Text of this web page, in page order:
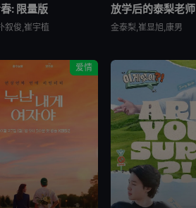
: 限量版
叙俊,崔宇植
放学后的泰梨老师
金泰梨,崔显旭,康男
爱情